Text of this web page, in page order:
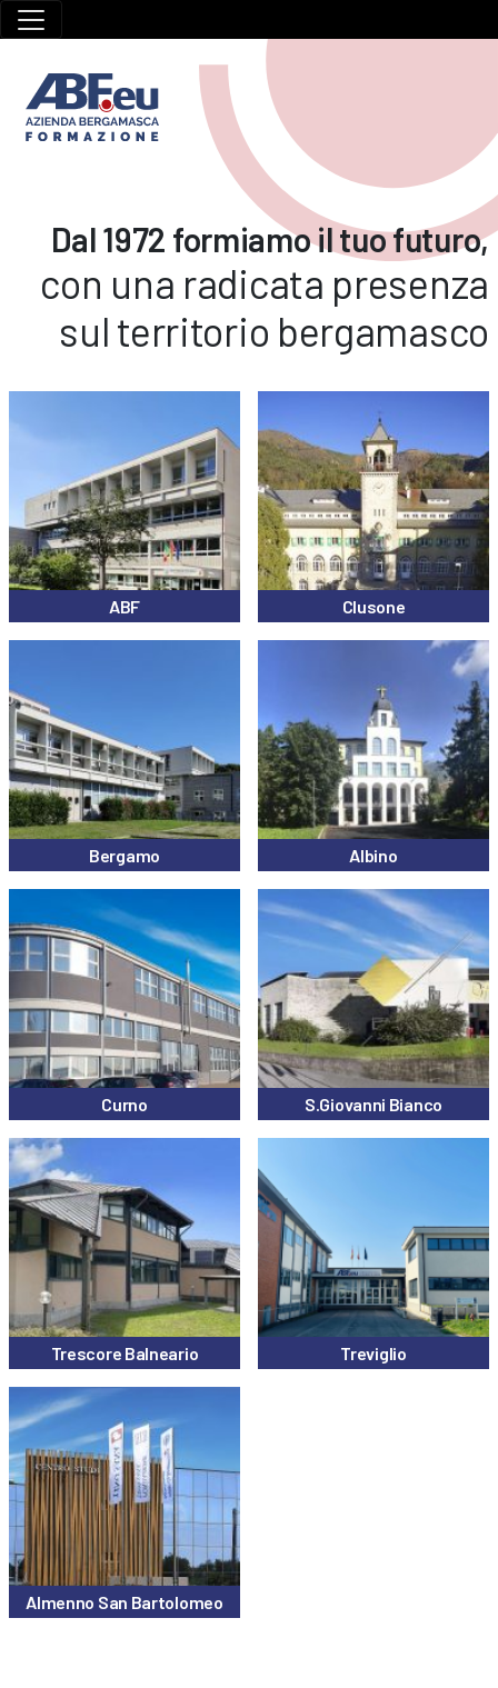
Dal 1972 formiamo il tuo futuro,
con una radicata presenza
sul territorio bergamasco
la stessa efficacia nel trattamento della disfunzione erettile a un
prezzo decisamente più conveniente. Nella nostra farmacia online
comprare Viagra generico
e Cialis generico in modo semplice,
sicuro e discreto, scegliendo il dosaggio più adatto alle tue
esigenze. Il sildenafil inizia a fare effetto in circa 30-60 minuti e dura
4-6 ore, mentre il tadalafil garantisce un’azione prolungata fino a 36
ore, ideale per chi preferisce maggiore flessibilità. I generici
consentono di risparmiare fino al 60-70 % rispetto alle versioni di
marca, senza rinunciare alla qualità e alla bioequivalenza. Ordina
comodamente da casa: selezioni il prodotto, completi il
questionario sanitario e ricevi la consegna in imballaggio anonimo e
con spedizione rapida in tutta Italia. Più grande è la confezione, più
basso diventa il prezzo per compressa, rendendo l’acquisto ancora
più vantaggioso. Acquista ora sildenafil o tadalafil generico nella
nostra farmacia online e goditi un trattamento efficace, riservato e
a un costo accessibile per ritrovare la tua vita intima.
ABF Clusone
Bergamo Albino
Curno S.Giovanni Bianco
Trescore Balneario Treviglio
Almenno San Bartolomeo